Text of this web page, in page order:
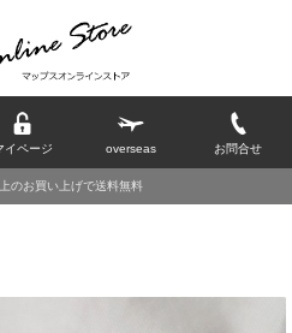
イページ overseas お問合せ
のお買い上げで送料無料